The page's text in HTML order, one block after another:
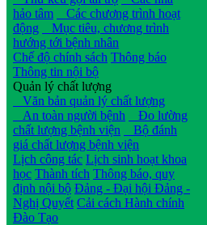
hảo tâm
Các chương trình hoạt
động
Mục tiêu, chương trình
hướng tới bệnh nhân
Chế độ chính sách Thông báo
Thông tin nội bộ
Quản lý chất lượng
Văn bản quản lý chất lượng
An toàn người bệnh
Đo lường
chất lượng bệnh viện
Bộ đánh
giá chất lượng bệnh viện
Lịch công tác Lịch sinh hoạt khoa
học Thành tích Thông báo, quy
định nội bộ Đảng - Đại hội Đảng -
Nghị Quyết Cải cách Hành chính
Đào Tạo